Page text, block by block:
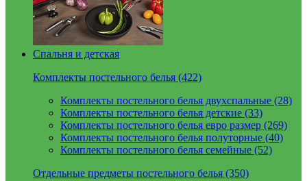
Спальня и детская
Комплекты постельного белья (422)
Комплекты постельного белья двухспальные (28)
Комплекты постельного белья детские (33)
Комплекты постельного белья евро размер (269)
Комплекты постельного белья полуторные (40)
Комплекты постельного белья семейные (52)
Отдельные предметы постельного белья (350)